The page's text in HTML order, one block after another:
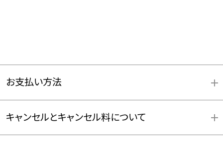
お支払い方法
キャンセルとキャンセル料について